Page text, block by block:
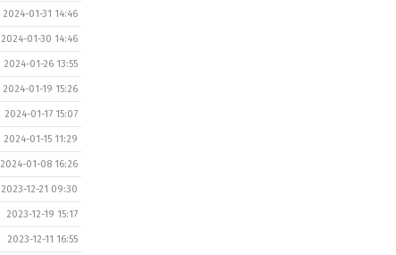
2024-01-31 14:46
2024-01-30 14:46
2024-01-26 13:55
2024-01-19 15:26
2024-01-17 15:07
2024-01-15 11:29
2024-01-08 16:26
2023-12-21 09:30
2023-12-19 15:17
2023-12-11 16:55